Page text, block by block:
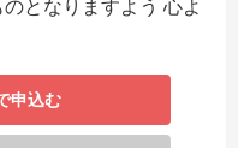
となりますよう 心よ
申込む